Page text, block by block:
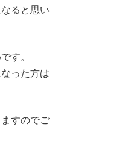
ると思い
す。
った方は
すのでご